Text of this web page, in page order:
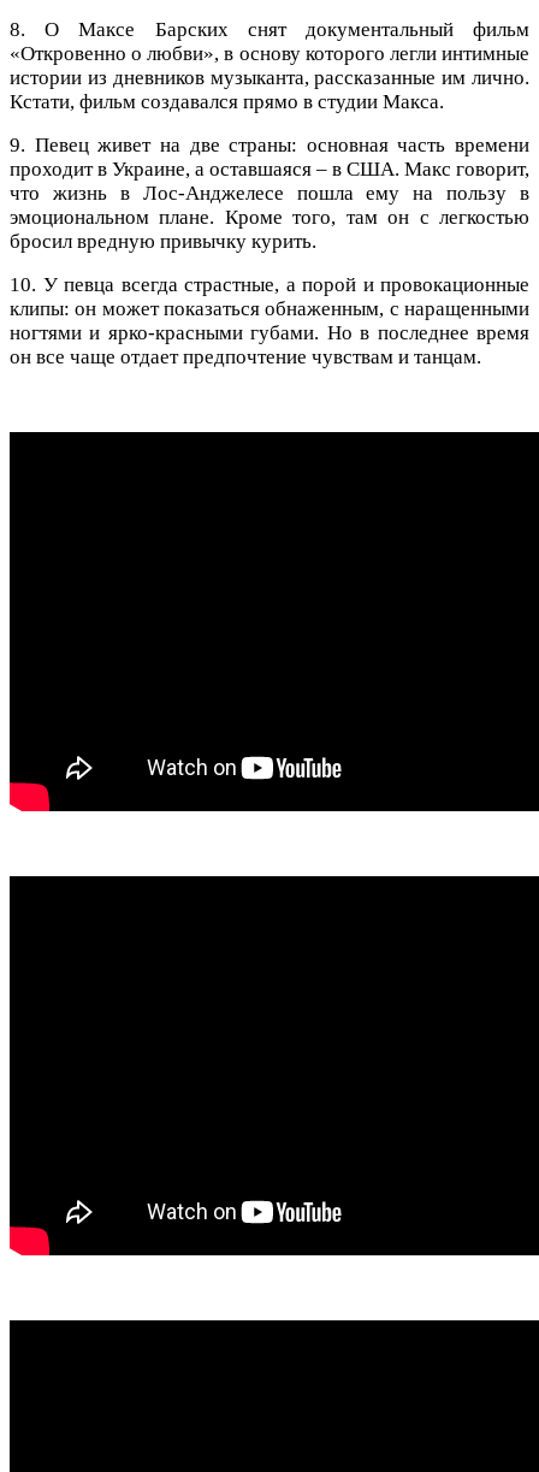
8. О Максе Барских снят документальный фильм
«Откровенно о любви», в основу которого легли интимные
истории из дневников музыканта, рассказанные им лично.
Кстати, фильм создавался прямо в студии Макса.
9. Певец живет на две страны: основная часть времени
проходит в Украине, а оставшаяся – в США. Макс говорит,
что жизнь в Лос-Анджелесе пошла ему на пользу в
эмоциональном плане. Кроме того, там он с легкостью
бросил вредную привычку курить.
10. У певца всегда страстные, а порой и провокационные
клипы: он может показаться обнаженным, с наращенными
ногтями и ярко-красными губами. Но в последнее время
он все чаще отдает предпочтение чувствам и танцам.